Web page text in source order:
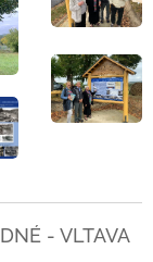
- VLTAVA